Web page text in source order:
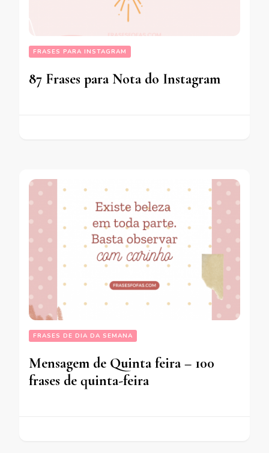
FRASES PARA INSTAGRAM
87 Frases para Nota do Instagram
FRASES DE DIA DA SEMANA
Mensagem de Quinta feira – 100
frases de quinta-feira